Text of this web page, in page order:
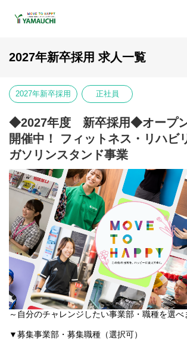
2027年新卒採用 求人一覧
2027年新卒採用 正社員
◆2027年度 新卒採用◆オープ
開催中！ フィットネス・リハビ
ガソリンスタンド事業
～自分のチャレンジしたい事業部・職種を選べ
▼募集事業部・募集職種（選択可）